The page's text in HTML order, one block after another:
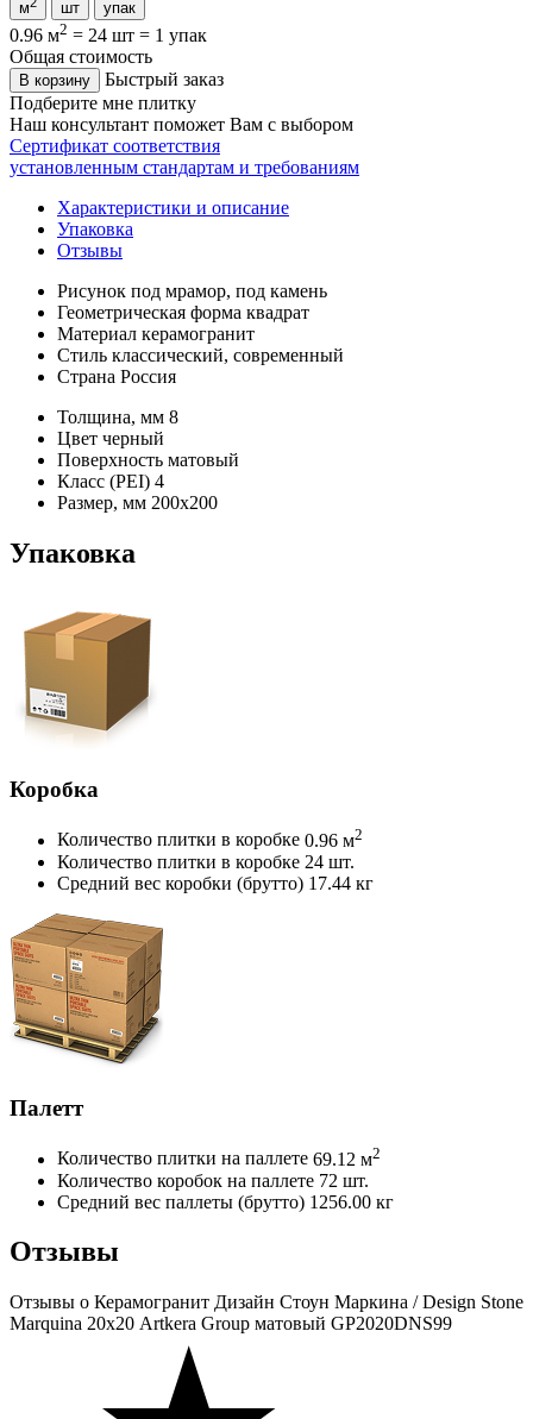
м шт упак
0.96 м2 = 24 шт = 1 упак
Общая стоимость
В корзину
Быстрый заказ
Подберите мне плитку
Наш консультант поможет Вам с выбором
Сертификат соответствия
установленным стандартам и требованиям
Характеристики и описание
Упаковка
Отзывы
Рисунок под мрамор, под камень
Геометрическая форма квадрат
Материал керамогранит
Стиль классический, современный
Страна Россия
Толщина, мм 8
Цвет черный
Поверхность матовый
Класс (PEI) 4
Размер, мм 200х200
Упаковка
Коробка
Количество плитки в коробке 0.96 м2
Количество плитки в коробке 24 шт.
Средний вес коробки (брутто) 17.44 кг
Палетт
Количество плитки на паллете 69.12 м2
Количество коробок на паллете 72 шт.
Средний вес паллеты (брутто) 1256.00 кг
Отзывы
Отзывы о Керамогранит Дизайн Стоун Маркина / Design Stone
Marquina 20х20 Artkera Group матовый GP2020DNS99